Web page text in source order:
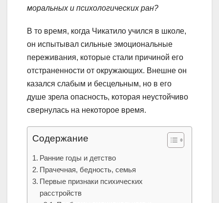
моральных и психологических ран?
В то время, когда Чикатило учился в школе,
он испытывал сильные эмоциональные
переживания, которые стали причиной его
отстраненности от окружающих. Внешне он
казался слабым и бесцельным, но в его
душе зрела опасность, которая неустойчиво
свернулась на некоторое время.
Содержание
Ранние годы и детство
Прачечная, бедность, семья
Первые признаки психических
расстройств